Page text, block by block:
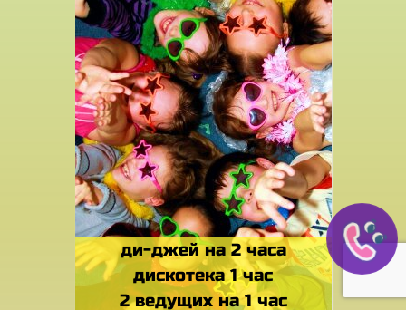
ди-джей на 2 часа
дискотека 1 час
2 ведущих на 1 час